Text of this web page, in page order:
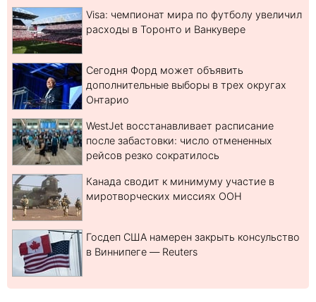
Visa: чемпионат мира по футболу увеличил
расходы в Торонто и Ванкувере
Сегодня Форд может объявить
дополнительные выборы в трех округах
Онтарио
WestJet восстанавливает расписание
после забастовки: число отмененных
рейсов резко сократилось
Канада сводит к минимуму участие в
миротворческих миссиях ООН
Госдеп США намерен закрыть консульство
в Виннипеге — Reuters